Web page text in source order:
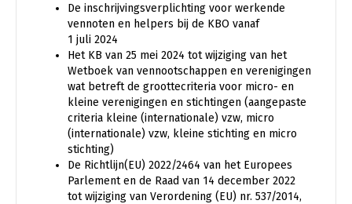
De inschrijvingsverplichting voor werkende
vennoten en helpers bij de KBO vanaf
1 juli 2024
Het KB van 25 mei 2024 tot wijziging van het
Wetboek van vennootschappen en verenigingen
wat betreft de groottecriteria voor micro- en
kleine verenigingen en stichtingen (aangepaste
criteria kleine (internationale) vzw, micro
(internationale) vzw, kleine stichting en micro
stichting)
De Richtlijn(EU) 2022/2464 van het Europees
Parlement en de Raad van 14 december 2022
tot wijziging van Verordening (EU) nr. 537/2014,